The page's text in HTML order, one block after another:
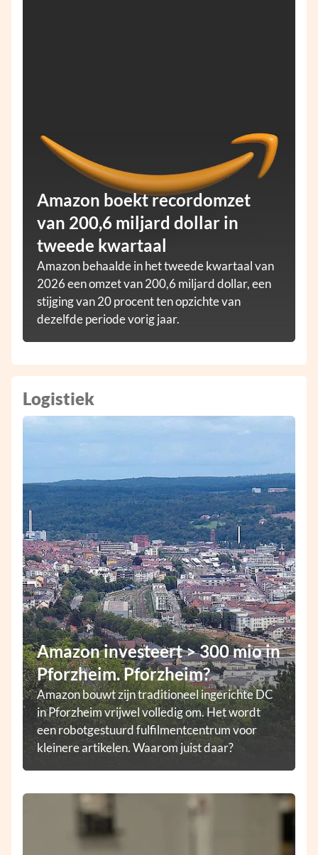
Amazon boekt recordomzet
van 200,6 miljard dollar in
tweede kwartaal
Amazon behaalde in het tweede kwartaal van
2026 een omzet van 200,6 miljard dollar, een
stijging van 20 procent ten opzichte van
dezelfde periode vorig jaar.
Logistiek
Amazon investeert > 300 mio in
Pforzheim. Pforzheim?
Amazon bouwt zijn traditioneel ingerichte DC
in Pforzheim vrijwel volledig om. Het wordt
een robotgestuurd fulfilmentcentrum voor
kleinere artikelen. Waarom juist daar?